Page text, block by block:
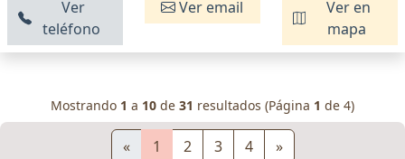
Ver
teléfono
Ver email
Ver en
mapa
Mostrando 1 a 10 de 31 resultados (Página 1 de 4)
« 1 2 3 4 »